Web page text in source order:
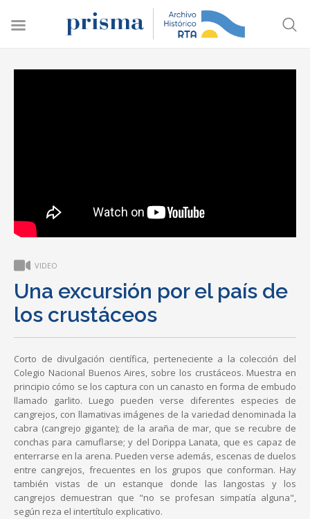
VIDEO
Una excursión por el país de
los crustáceos
Corto de divulgación científica, perteneciente a la colección del
Colegio Nacional Buenos Aires, sobre los crustáceos. Muestra en
principio cómo se los captura con un canasto en forma de embudo
llamado garlito. Luego pueden verse diferentes especies de
cangrejos, con llamativas imágenes de la variedad denominada la
cabra (cangrejo gigante); de la araña de mar, que se recubre de
conchas para camuflarse; y del Dorippa Lanata, que es capaz de
enterrarse en la arena. Pueden verse además, escenas de duelos
entre cangrejos, frecuentes en los grupos que conforman. Hay
también vistas de un estanque donde las langostas y los
cangrejos demuestran que "no se profesan simpatía alguna",
según reza el intertítulo explicativo.